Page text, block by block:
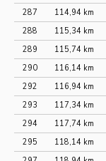
287
114,94 km
288
115,34 km
289
115,74 km
290
116,14 km
292
116,94 km
293
117,34 km
294
117,74 km
295
118,14 km